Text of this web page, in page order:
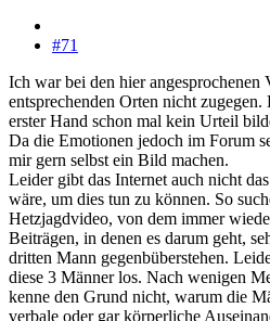
#71
Ich war bei den hier angesprochenen
entsprechenden Orten nicht
erster Hand schon mal kein Urteil
Da die Emotionen jedoch im Forum
mir gern selbst ein Bild machen.
Leider gibt das Internet auch nicht
wäre, um dies tun zu können. So
Hetzjagdvideo, von dem immer
Beiträgen, in denen es darum geht,
dritten Mann gegenbüberstehen.
diese 3 Männer los. Nach wenigen
kenne den Grund nicht, warum die
verbale oder gar körperliche